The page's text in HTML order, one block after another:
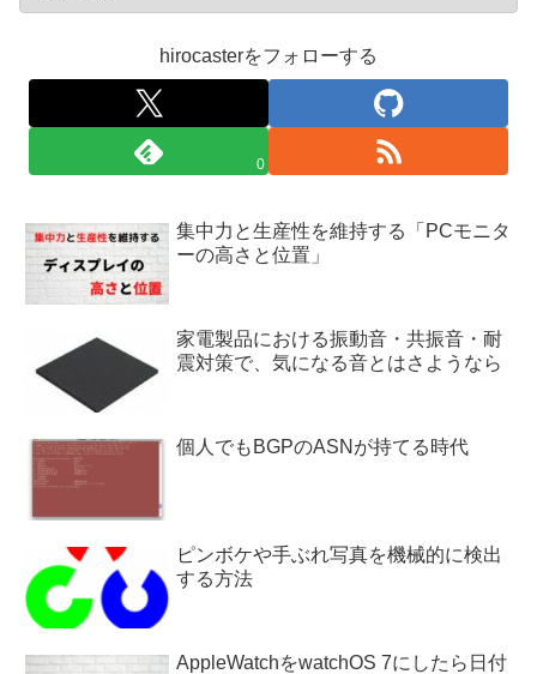
hirocasterをフォローする
0
集中力と生産性を維持する「PCモニタ
ーの高さと位置」
家電製品における振動音・共振音・耐
震対策で、気になる音とはさようなら
個人でもBGPのASNが持てる時代
ピンボケや手ぶれ写真を機械的に検出
する方法
AppleWatchをwatchOS 7にしたら日付